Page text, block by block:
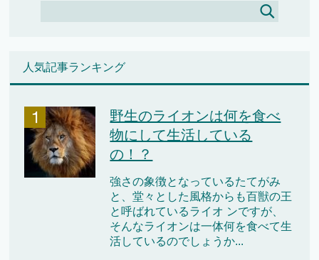
人気記事ランキング
野生のライオンは何を食べ
物にして生活している
の！？
強さの象徴となっているたてがみ
と、堂々とした風格からも百獣の王
と呼ばれているライオ ンですが、
そんなライオンは一体何を食べて生
活しているのでしょうか...